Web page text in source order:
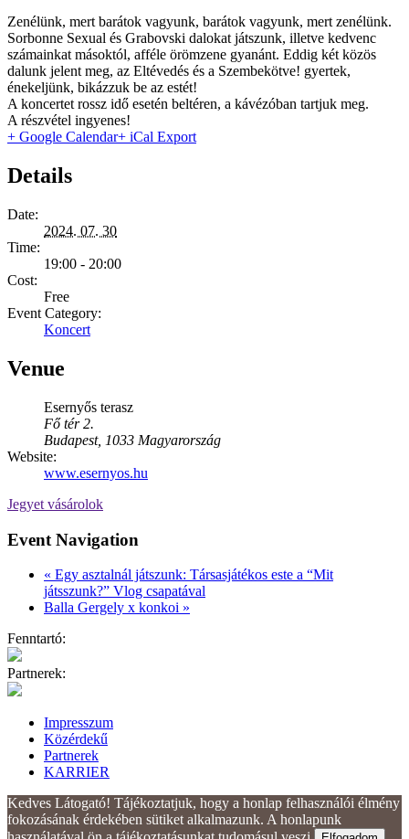
Zenélünk, mert barátok vagyunk, barátok vagyunk, mert zenélünk.
Sorbonne Sexual és Grabovski dalokat játszunk, illetve kedvenc
számainkat másoktól, afféle örömzene gyanánt. Eddig két közös
dalunk jelent meg, az Eltévedés és a Szembekötve! gyertek,
énekeljünk, bikázzuk be az estét!
A koncertet rossz idő esetén beltéren, a kávézóban tartjuk meg.
A részvétel ingyenes!
+ Google Calendar+ iCal Export
Details
Date:
2024. 07. 30
Time:
19:00 - 20:00
Cost:
Free
Event Category:
Koncert
Venue
Esernyős terasz
Fő tér 2.
Budapest, 1033 Magyarország
Website:
www.esernyos.hu
Jegyet vásárolok
Event Navigation
« Egy asztalnál játszunk: Társasjátékos este a “Mit
játsszunk?” Vlog csapatával
Balla Gergely x konkoi »
Fenntartó:
Partnerek:
Impresszum
Közérdekű
Partnerek
KARRIER
Kedves Látogató! Tájékoztatjuk, hogy a honlap felhasználói élmény
fokozásának érdekében sütiket alkalmazunk. A honlapunk